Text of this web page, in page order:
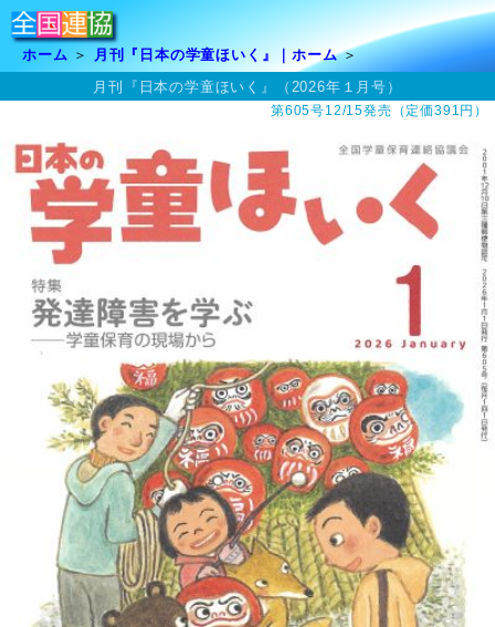
ホーム
月刊『日本の学童ほいく』｜ホーム
月刊『日本の学童ほいく』（2026年１月号）
第605号12/15発売（定価391円）